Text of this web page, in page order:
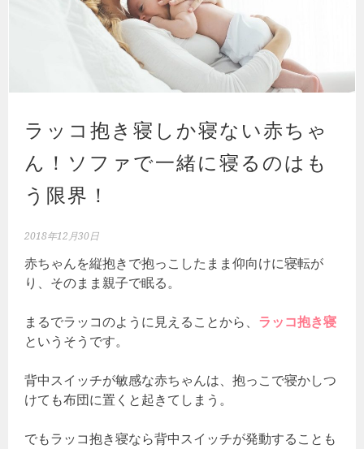
ラッコ抱き寝しか寝ない赤ちゃ
ん！ソファで一緒に寝るのはも
う限界！
2018年12月30日
赤ちゃんを縦抱きで抱っこしたまま仰向けに寝転が
り、そのまま親子で眠る。
まるでラッコのように見えることから、 ラッコ抱き寝
というそうです。
背中スイッチが敏感な赤ちゃんは、抱っこで寝かしつ
けても布団に置くと起きてしまう。
でもラッコ抱き寝なら背中スイッチが発動することも